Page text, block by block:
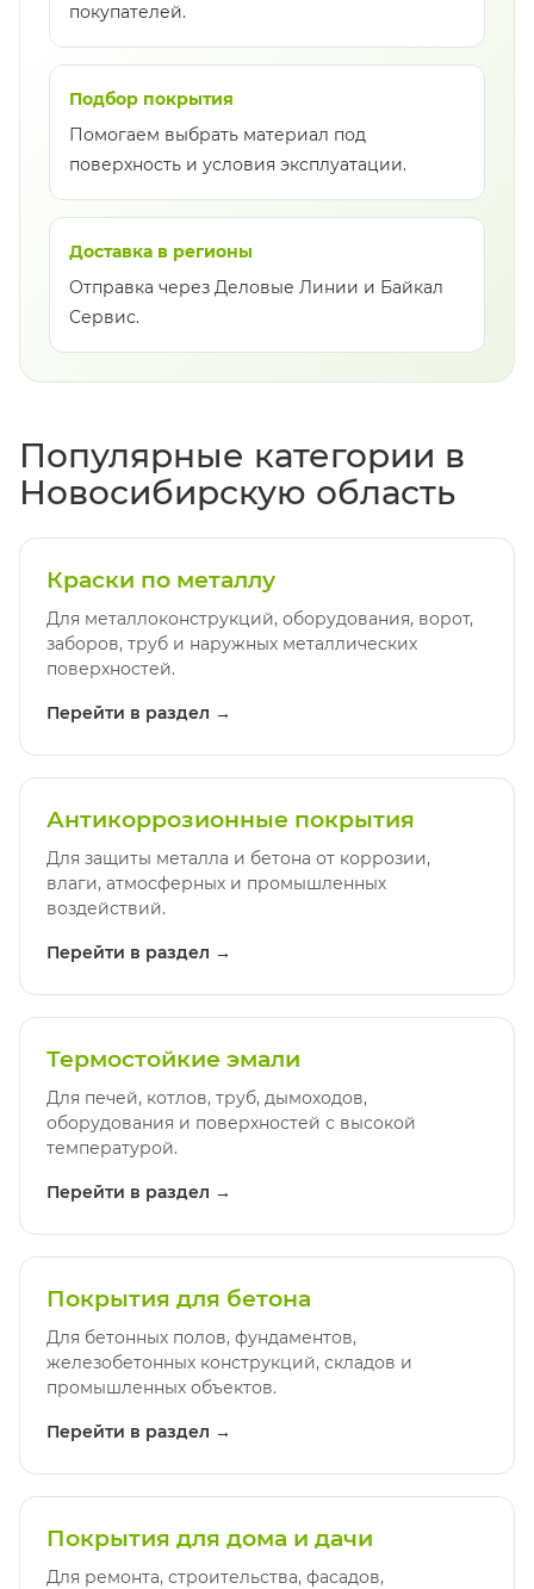
покупателей.
Подбор покрытия
Помогаем выбрать материал под
поверхность и условия эксплуатации.
Доставка в регионы
Отправка через Деловые Линии и Байкал
Сервис.
Популярные категории в
Новосибирскую область
Краски по металлу
Для металлоконструкций, оборудования, ворот,
заборов, труб и наружных металлических
поверхностей.
Перейти в раздел →
Антикоррозионные покрытия
Для защиты металла и бетона от коррозии,
влаги, атмосферных и промышленных
воздействий.
Перейти в раздел →
Термостойкие эмали
Для печей, котлов, труб, дымоходов,
оборудования и поверхностей с высокой
температурой.
Перейти в раздел →
Покрытия для бетона
Для бетонных полов, фундаментов,
железобетонных конструкций, складов и
промышленных объектов.
Перейти в раздел →
Покрытия для дома и дачи
Для ремонта, строительства, фасадов,